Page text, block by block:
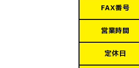
FAX番号
営業時間
定休日